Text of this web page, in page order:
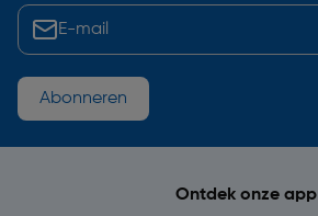
Abonneren
Ontdek onze app